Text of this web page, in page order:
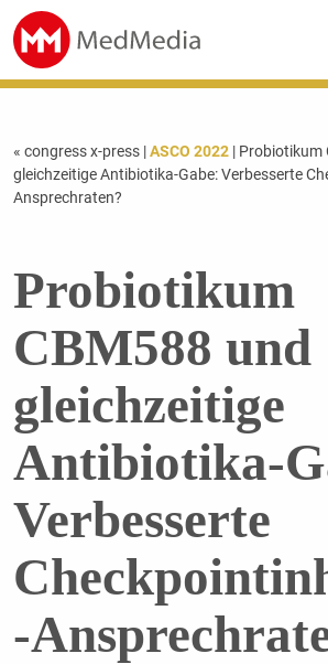
« congress x-press |ASCO 2022| Probiotikum
gleichzeitige Antibiotika-Gabe: Verbesserte
Ansprechraten?
Probiotikum
CBM588 und
gleichzeitige
Antibiotika-
Verbesserte
-